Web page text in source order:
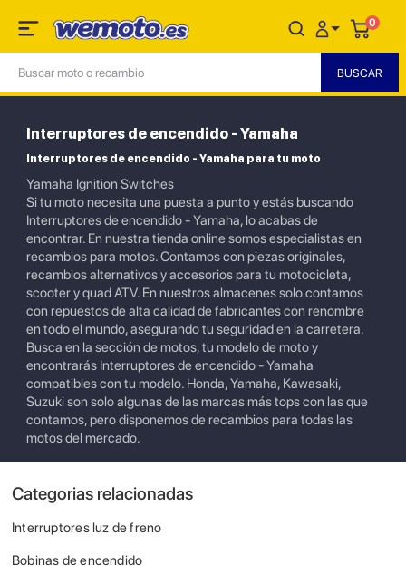
0
Interruptores de encendido - Yamaha
Interruptores de encendido - Yamaha para tu moto
Yamaha Ignition Switches
Si tu moto necesita una puesta a punto y estás buscando
Interruptores de encendido - Yamaha, lo acabas de
encontrar. En nuestra tienda online somos especialistas en
recambios para motos. Contamos con piezas originales,
recambios alternativos y accesorios para tu motocicleta,
scooter y quad ATV. En nuestros almacenes solo contamos
con repuestos de alta calidad de fabricantes con renombre
en todo el mundo, asegurando tu seguridad en la carretera.
Busca en la sección de motos, tu modelo de moto y
encontrarás Interruptores de encendido - Yamaha
compatibles con tu modelo. Honda, Yamaha, Kawasaki,
Suzuki son solo algunas de las marcas más tops con las que
contamos, pero disponemos de recambios para todas las
motos del mercado.
Categorias relacionadas
Interruptores luz de freno
Bobinas de encendido